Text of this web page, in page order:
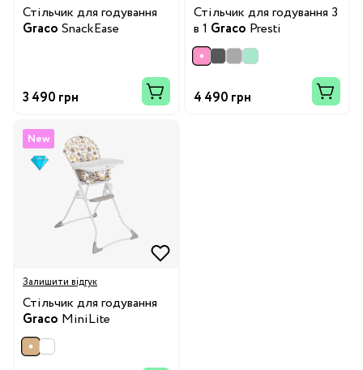
Стільчик для годування
Graco SnackEase
3 490 грн
Стільчик для годування 3
в 1 Graco Presti
4 490 грн
New
Залишити відгук
Стільчик для годування
Graco MiniLite